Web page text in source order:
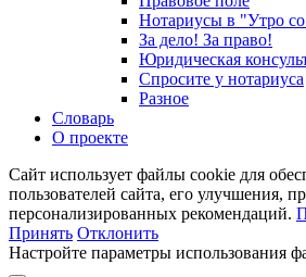
Нотариусы в "Утро
За дело! За право!
Юридическая
Спросите у нотариуса
Разное
Словарь
О проекте
Сайт использует файлы cookie для
пользователей сайта, его улучшения,
персонализированных рекомендаций.
Принять Отклонить
Настройте параметры использования